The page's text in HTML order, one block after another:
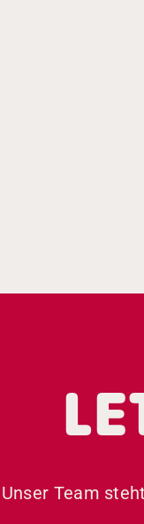
Team